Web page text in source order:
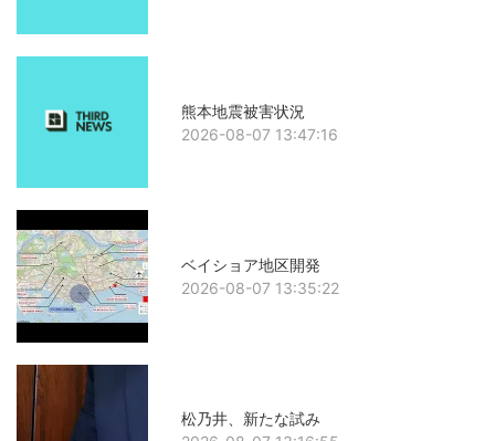
熊本地震被害状況
2026-08-07 13:47:16
ベイショア地区開発
2026-08-07 13:35:22
松乃井、新たな試み